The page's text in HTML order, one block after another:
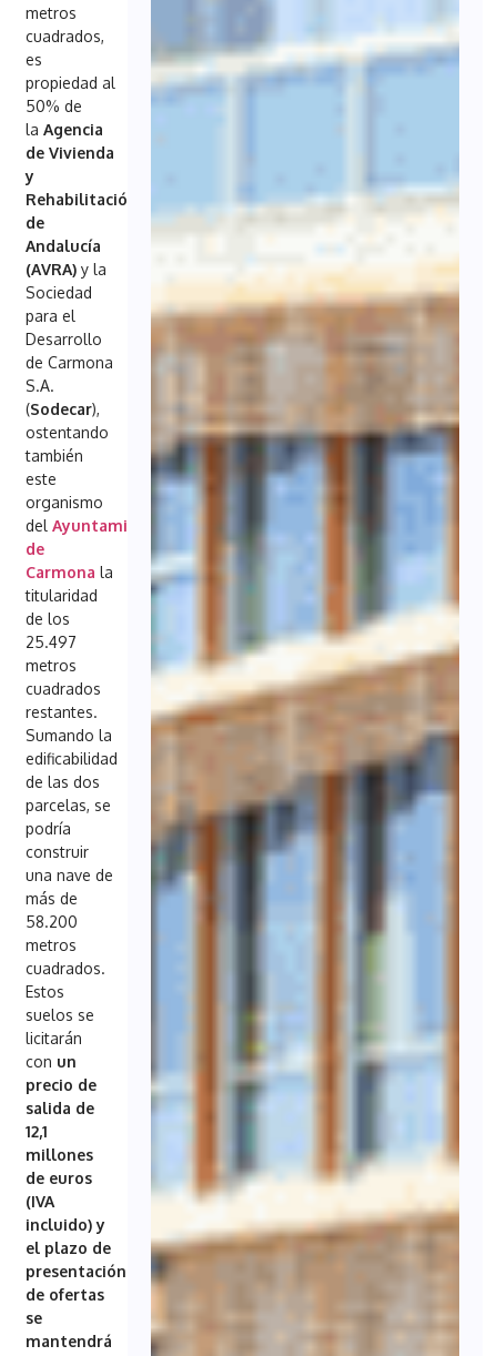
metros
cuadrados,
es
propiedad al
50% de
la Agencia
de Vivienda
y
Rehabilitación
de
Andalucía
(AVRA) y la
Sociedad
para el
Desarrollo
de Carmona
S.A.
(Sodecar),
ostentando
también
este
organismo
del Ayuntamiento
de
Carmona la
titularidad
de los
25.497
metros
cuadrados
restantes.
Sumando la
edificabilidad
de las dos
parcelas, se
podría
construir
una nave de
más de
58.200
metros
cuadrados.
Estos
suelos se
licitarán
con un
precio de
salida de
12,1
millones
de euros
(IVA
incluido) y
el plazo de
presentación
de ofertas
se
mantendrá